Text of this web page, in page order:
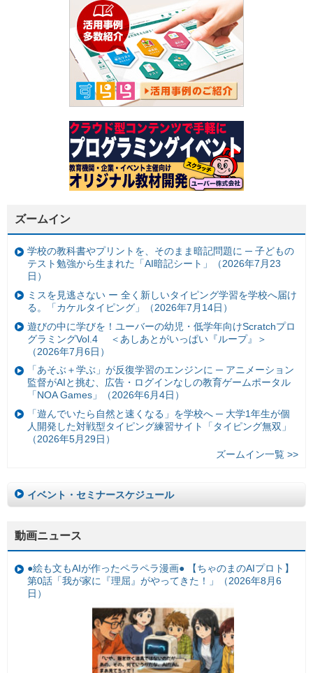
ズームイン
学校の教科書やプリントを、そのまま暗記問題に ─ 子どもの
テスト勉強から生まれた「AI暗記シート」（2026年7月23
日）
ミスを見逃さない ー 全く新しいタイピング学習を学校へ届け
る。「カケルタイピング」（2026年7月14日）
遊びの中に学びを！ユーバーの幼児・低学年向けScratchプロ
グラミングVol.4 ＜あしあとがいっぱい『ループ』＞
（2026年7月6日）
「あそぶ＋学ぶ」が反復学習のエンジンに ─ アニメーション
監督がAIと挑む、広告・ログインなしの教育ゲームポータル
「NOA Games」（2026年6月4日）
「遊んでいたら自然と速くなる」を学校へ ─ 大学1年生が個
人開発した対戦型タイピング練習サイト「タイピング無双」
（2026年5月29日）
ズームイン一覧 >>
イベント・セミナースケジュール
動画ニュース
●絵も文もAIが作ったペラペラ漫画● 【ちゃのまのAIプロト】
第0話「我が家に『理屈』がやってきた！」（2026年8月6
日）